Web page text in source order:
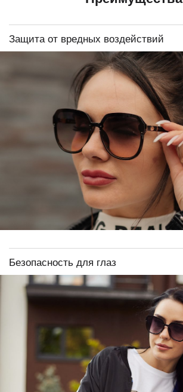
Защита от вредных воздействий
Безопасность для глаз